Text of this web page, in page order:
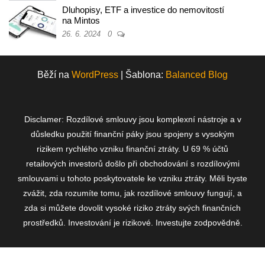
Dluhopisy, ETF a investice do nemovitostí
na Mintos
26. 6. 2024 0
Běží na WordPress Šablona: Balanced Blog
Disclamer: Rozdílové smlouvy jsou komplexní nástroje a v
důsledku použití finanční páky jsou spojeny s vysokým
rizikem rychlého vzniku finanční ztráty. U 69 % účtů
retailových investorů došlo při obchodování s rozdílovými
smlouvami u tohoto poskytovatele ke vzniku ztráty. Měli byste
zvážit, zda rozumíte tomu, jak rozdílové smlouvy fungují, a
zda si můžete dovolit vysoké riziko ztráty svých finančních
prostředků. Investování je rizikové. Investujte zodpovědně.